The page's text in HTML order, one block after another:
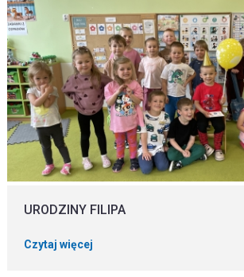
URODZINY FILIPA
Czytaj więcej